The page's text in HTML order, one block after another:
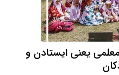
یعنی ایستادن و